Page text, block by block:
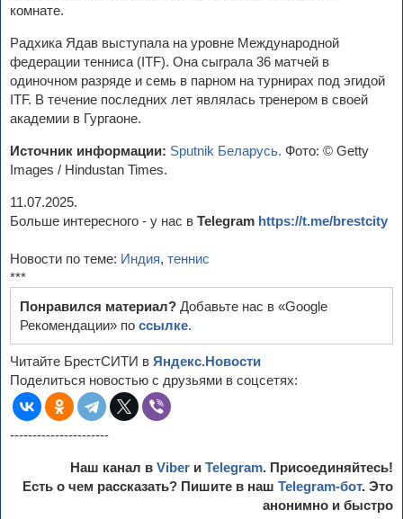
комнате.
Радхика Ядав выступала на уровне Международной
федерации тенниса (ITF). Она сыграла 36 матчей в
одиночном разряде и семь в парном на турнирах под эгидой
ITF. В течение последних лет являлась тренером в своей
академии в Гургаоне.
Источник информации: Sputnik Беларусь. Фото: © Getty
Images / Hindustan Times.
11.07.2025.
Больше интересного - у нас в Telegram https://t.me/brestcity
Новости по теме: Индия, теннис
***
Понравился материал? Добавьте нас в «Google
Рекомендации» по ссылке.
Читайте БрестСИТИ в Яндекс.Новости
Поделиться новостью с друзьями в соцсетях:
----------------------
Наш канал в Viber и Telegram. Присоединяйтесь!
Есть о чем рассказать? Пишите в наш Telegram-бот. Это
анонимно и быстро